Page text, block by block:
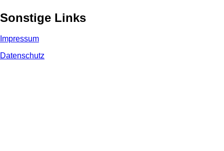
Sonstige Links
Impressum
Datenschutz